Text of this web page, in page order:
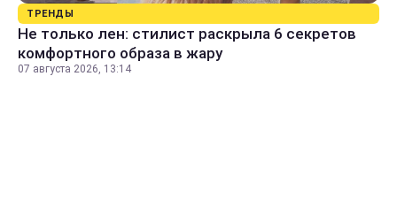
ТРЕНДЫ
Не только лен: стилист раскрыла 6 секретов
комфортного образа в жару
07 августа 2026, 13:14